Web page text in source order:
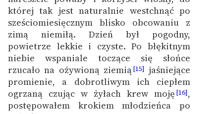
której tak jest naturalnie westchnąć po
sześciomiesięcznym blisko obcowaniu z
zimą niemiłą. Dzień był pogodny,
powietrze lekkie i czyste. Po błękitnym
niebie wspaniale toczące się słońce
rzucało na ożywioną ziemią[15] jaśniejące
promienie, a dobrotliwym ich ciepłem
ogrzaną czując w żyłach krew moję [16],
postępowałem krokiem młodzieńca po